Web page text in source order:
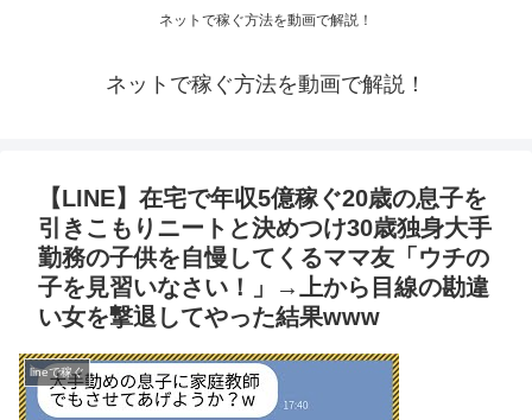
ネットで稼ぐ方法を動画で解説！
ネットで稼ぐ方法を動画で解説！
【LINE】在宅で年収5億稼ぐ20歳の息子を
引きこもりニートと決めつけ30歳独身大手
勤務の子供を自慢してくるママ友「ウチの
子を見習いなさい！」→上から目線の勘違
い女を撃退してやった結果www
lineで稼ぐ